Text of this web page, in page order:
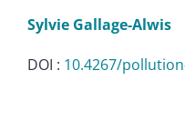
Sylvie Gallage-Alwis
DOI : 10.4267/